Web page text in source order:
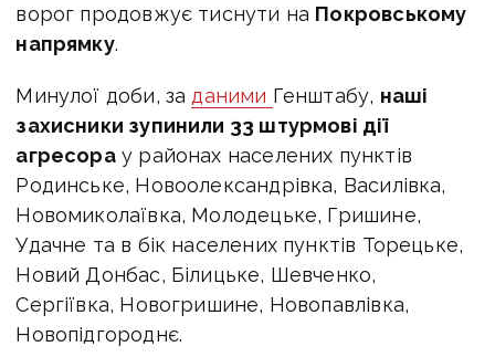
ворог продовжує тиснути на Покровському
напрямку.
Минулої доби, за даними Генштабу, наші
захисники зупинили 33 штурмові дії
агресорау районах населених пунктів
Родинське, Новоолександрівка, Василівка,
Новомиколаївка, Молодецьке, Гришине,
Удачне та в бік населених пунктів Торецьке,
Новий Донбас, Білицьке, Шевченко,
Сергіївка, Новогришине, Новопавлівка,
Новопідгороднє.